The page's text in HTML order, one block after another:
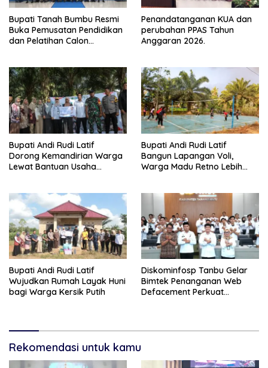
Bupati Tanah Bumbu Resmi
Buka Pemusatan Pendidikan
dan Pelatihan Calon
Penandatanganan KUA dan
perubahan PPAS Tahun
Anggaran 2026.
Bupati Andi Rudi Latif
Dorong Kemandirian Warga
Lewat Bantuan Usaha
Bupati Andi Rudi Latif
Bangun Lapangan Voli,
Warga Madu Retno Lebih
Bupati Andi Rudi Latif
Wujudkan Rumah Layak Huni
bagi Warga Kersik Putih
Diskominfosp Tanbu Gelar
Bimtek Penanganan Web
Defacement Perkuat
Rekomendasi untuk kamu